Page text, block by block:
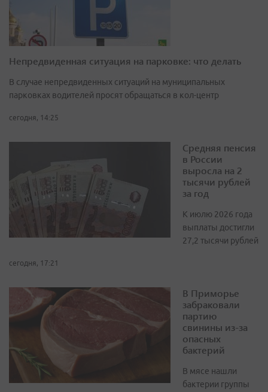
Непредвиденная ситуация на парковке: что делать
В случае непредвиденных ситуаций на муниципальных
парковках водителей просят обращаться в кол-центр
сегодня, 14:25
Средняя пенсия
в России
выросла на 2
тысячи рублей
за год
К июлю 2026 года
выплаты достигли
27,2 тысячи рублей
сегодня, 17:21
В Приморье
забраковали
партию
свинины из-за
опасных
бактерий
В мясе нашли
бактерии группы